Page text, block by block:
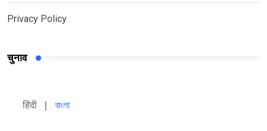
Privacy Policy
चुनाव
हिंदी বাংলা